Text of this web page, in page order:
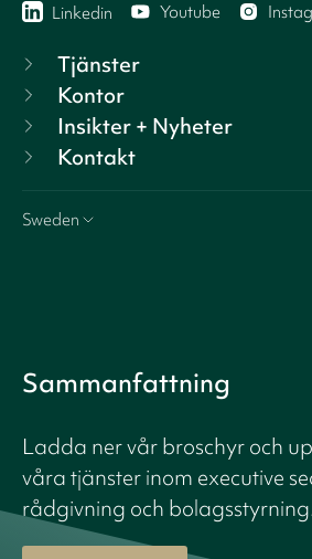
Linkedin Youtube
Tjänster
Kontor
Insikter + Nyheter
Kontakt
Sweden
Sammanfattning
Ladda ner vår broschyr och
våra tjänster inom executive
rådgivning och